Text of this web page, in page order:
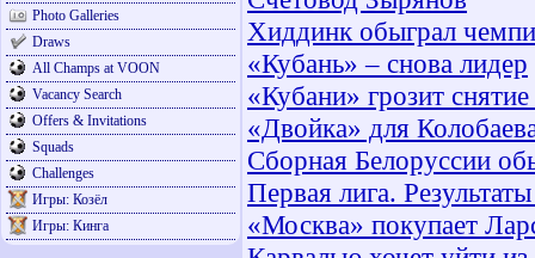
Photo Galleries
Draws
All Champs at VOON
Vacancy Search
Offers & Invitations
Squads
Challenges
Игры: Козёл
Игры: Кинга
Хиддинк обыграл
«Кубань» – cнова лидер
«Кубани» грозит
«Двойка» для
Сборная Белоруссии
Первая лига.
«Москва» покупает